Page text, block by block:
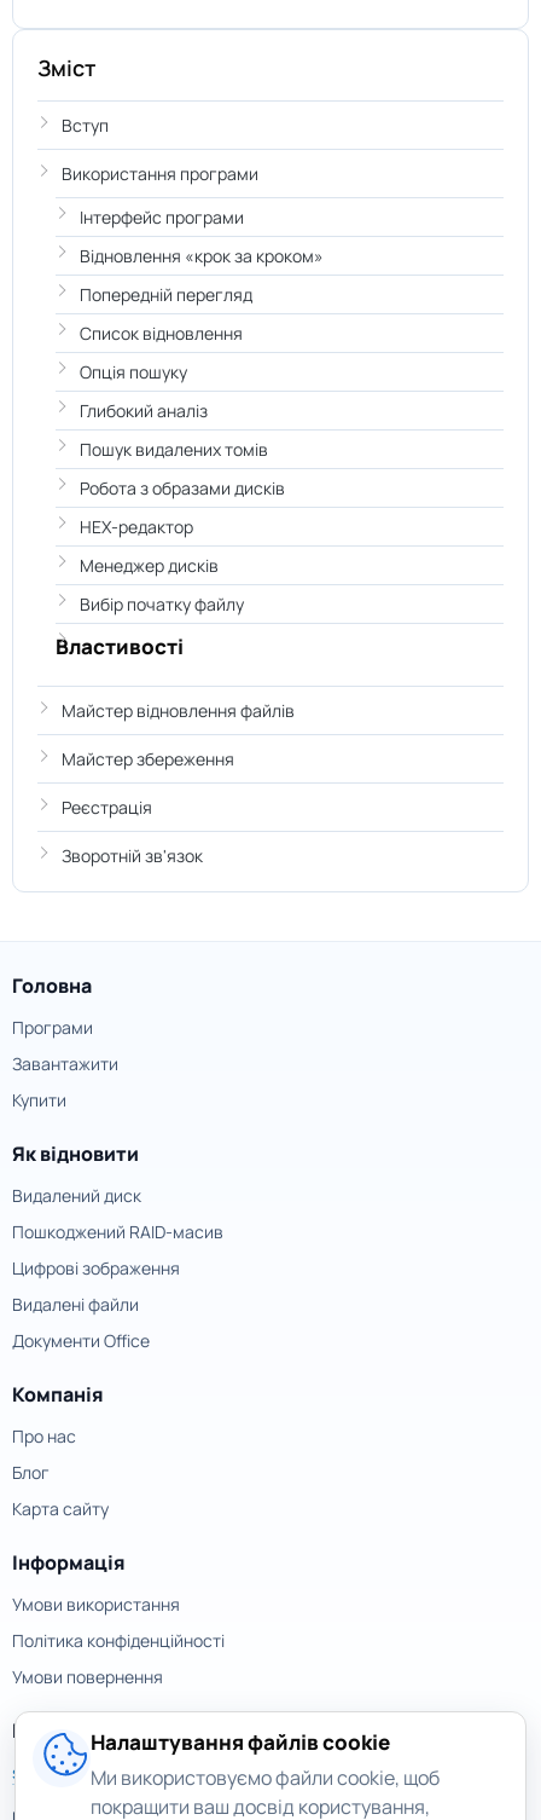
Зміст
Вступ
Використання програми
Інтерфейс програми
Відновлення «крок за кроком»
Попередній перегляд
Список відновлення
Опція пошуку
Глибокий аналіз
Пошук видалених томів
Робота з образами дисків
HEX-редактор
Менеджер дисків
Вибір початку файлу
Властивості
Майстер відновлення файлів
Майстер збереження
Реєстрація
Зворотній зв'язок
Головна
Програми
Завантажити
Купити
Як відновити
Видалений диск
Пошкоджений RAID-масив
Цифрові зображення
Видалені файли
Документи Office
Компанія
Про нас
Блог
Карта сайту
Інформація
Умови використання
Політика конфіденційності
Умови повернення
Контакти
support@magicuneraser.com
вул. Велика Васильківська, 77а
Налаштування файлів cookie
Ми використовуємо файли cookie, щоб
покращити ваш досвід користування,